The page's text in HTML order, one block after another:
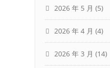
2026 年 5 月 (5)
2026 年 4 月 (4)
2026 年 3 月 (14)